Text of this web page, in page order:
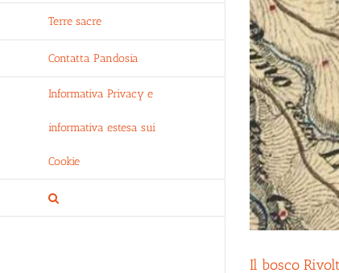
Terre sacre
Contatta Pandosia
Informativa Privacy e
informativa estesa sui
Cookie
Il bosco